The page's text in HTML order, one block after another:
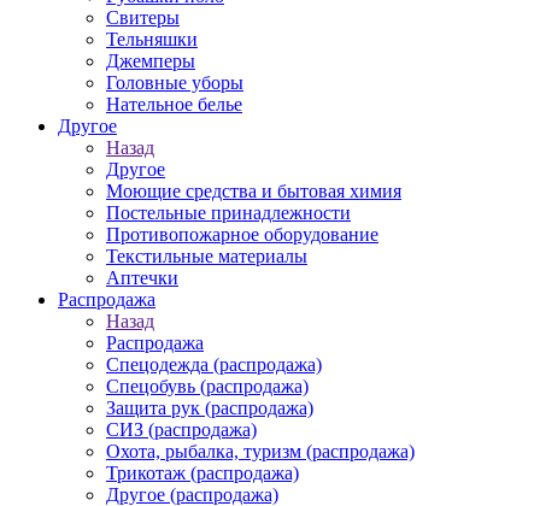
Свитеры
Тельняшки
Джемперы
Головные уборы
Нательное белье
Другое
Назад
Другое
Моющие средства и бытовая химия
Постельные принадлежности
Противопожарное оборудование
Текстильные материалы
Аптечки
Распродажа
Назад
Распродажа
Спецодежда (распродажа)
Спецобувь (распродажа)
Защита рук (распродажа)
СИЗ (распродажа)
Охота, рыбалка, туризм (распродажа)
Трикотаж (распродажа)
Другое (распродажа)